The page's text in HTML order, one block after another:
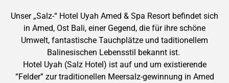
Unser „Salz-“ Hotel Uyah Amed & Spa Resort befindet sich
in Amed, Ost Bali, einer Gegend, die für ihre schöne
Umwelt, fantastische Tauchplätze und taditionellem
Balinesischen Lebensstil bekannt ist.
Hotel Uyah (Salz Hotel) ist auf und um existierende
“Felder” zur traditionellen Meersalz-gewinnung in Amed